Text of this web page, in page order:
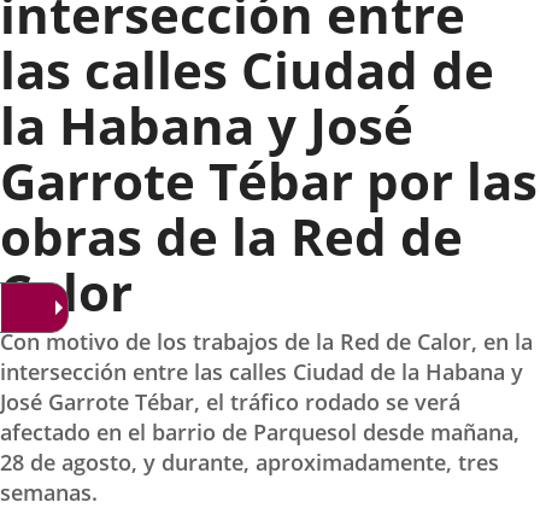
intersección entre
las calles Ciudad de
la Habana y José
Garrote Tébar por las
obras de la Red de
Calor
Con motivo de los trabajos de la Red de Calor, en la
intersección entre las calles Ciudad de la Habana y
José Garrote Tébar, el tráfico rodado se verá
afectado en el barrio de Parquesol desde mañana,
28 de agosto, y durante, aproximadamente, tres
semanas.